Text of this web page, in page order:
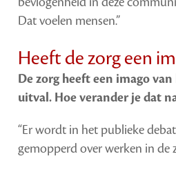
Dat voelen mensen.”
Heeft de zorg een
De zorg heeft een imago
uitval. Hoe verander je dat
“Er wordt in het publieke
gemopperd over werken in de